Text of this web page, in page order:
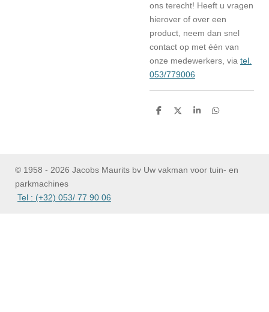
ons terecht! Heeft u vragen
hierover of over een
product, neem dan snel
contact op met één van
onze medewerkers, via tel.
053/779006
D
D
S
D
© 1958 - 2026 Jacobs Maurits bv Uw vakman voor tuin- en
parkmachines
Tel : (+32) 053/ 77 90 06